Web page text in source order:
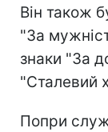
Він також
"За
знаки "За
"Сталевий
Попри